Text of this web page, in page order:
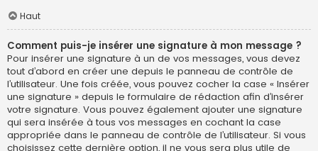
Haut
Comment puis-je insérer une signature à mon message ?
Pour insérer une signature à un de vos messages, vous devez
tout d’abord en créer une depuis le panneau de contrôle de
l’utilisateur. Une fois créée, vous pouvez cocher la case « Insérer
une signature » depuis le formulaire de rédaction afin d’insérer
votre signature. Vous pouvez également ajouter une signature
qui sera insérée à tous vos messages en cochant la case
appropriée dans le panneau de contrôle de l’utilisateur. Si vous
choisissez cette dernière option, il ne vous sera plus utile de